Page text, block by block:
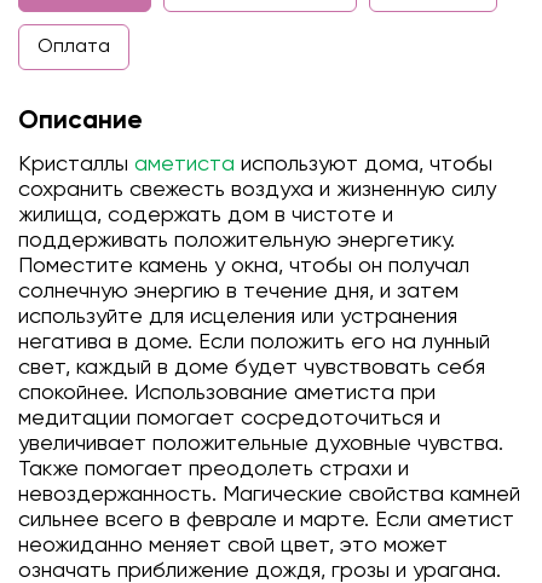
Оплата
Описание
Кристаллы аметиста используют дома, чтобы
сохранить свежесть воздуха и жизненную силу
жилища, содержать дом в чистоте и
поддерживать положительную энергетику.
Поместите камень у окна, чтобы он получал
солнечную энергию в течение дня, и затем
используйте для исцеления или устранения
негатива в доме. Если положить его на лунный
свет, каждый в доме будет чувствовать себя
спокойнее. Использование аметиста при
медитации помогает сосредоточиться и
увеличивает положительные духовные чувства.
Также помогает преодолеть страхи и
невоздержанность. Магические свойства камней
сильнее всего в феврале и марте. Если аметист
неожиданно меняет свой цвет, это может
означать приближение дождя, грозы и урагана.